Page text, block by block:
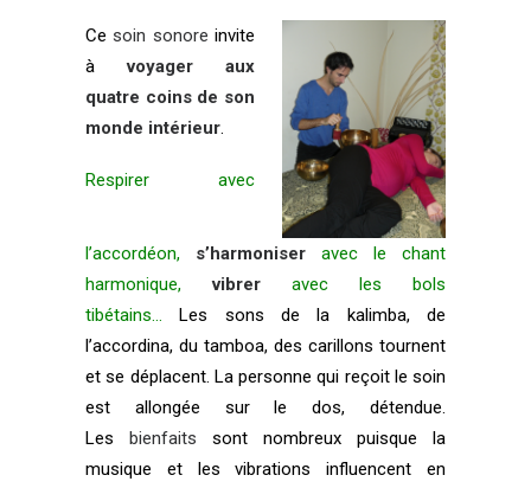
Cesoin sonore invite
à voyager aux
quatre coins de son
monde intérieur.
Respirer avec
l’accordéon, s’harmoniser avec le chant
harmonique,vibrer avec les bols
tibétains… Les sons de la kalimba, de
l’accordina, du tamboa, des carillons tournent
et se déplacent. La personne qui reçoit le soin
est allongée sur le dos, détendue.
Les bienfaits sont nombreux puisque la
musique et les vibrations influencent en